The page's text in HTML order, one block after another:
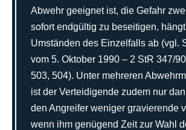
Abwehr geeignet ist, die Gefahr
sofort endgültig zu beseitigen,
Umständen des Einzelfalls ab (vgl.
vom 5. Oktober 1990 – 2 StR 347/
503, 504). Unter mehreren
ist der Verteidigende zudem nur
den Angreifer weniger gravierende
wenn ihm genügend Zeit zur Wahl